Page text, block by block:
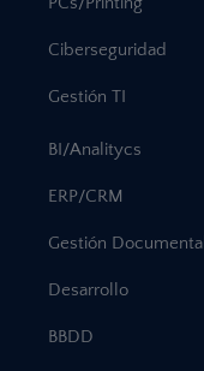
Ciberseguridad
Gestión TI
BI/Analitycs
ERP/CRM
Gestión Documental
Desarrollo
BBDD